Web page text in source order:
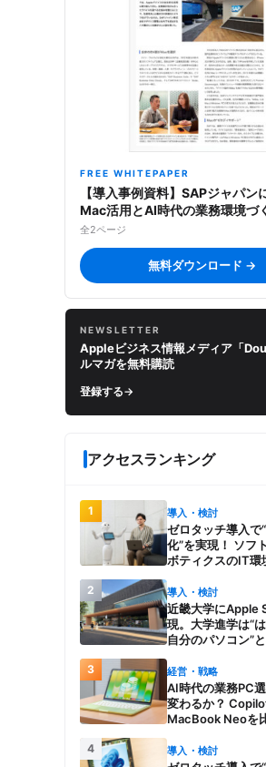
FREE WHITEPAPER
【導入事例資料】SAPジャパン
Mac活用とAI時代の業務環境づ
全2ページ
無料ダウンロード →
NEWSLETTER
Appleビジネス情報メディア「
ルマガを無料購読
登録する→
アクセスランキング
1 導入・検討
ゼロタッチ導入で
化”を実現！ ソフ
ボティクスのIT環
2 導入・検討
近畿大学にApple
現。大学進学は“
自分のパソコン”
楽しさを、夏のオ
ンパスでアピール
3 経営・戦略
AI時代の業務PC
変わるか？
MacBook Neoを
4 導入・検討